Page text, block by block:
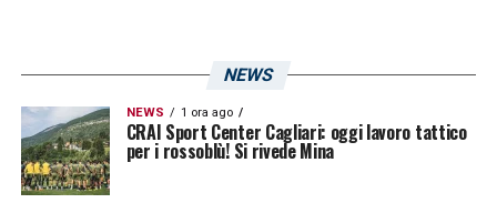
NEWS
NEWS 1 ora ago
CRAI Sport Center Cagliari: oggi lavoro tattico
per i rossoblù! Si rivede Mina